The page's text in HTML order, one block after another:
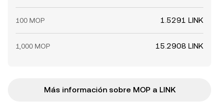
100 MOP 1.5291 LINK
1,000 MOP 15.2908 LINK
Más información sobre MOP a LINK